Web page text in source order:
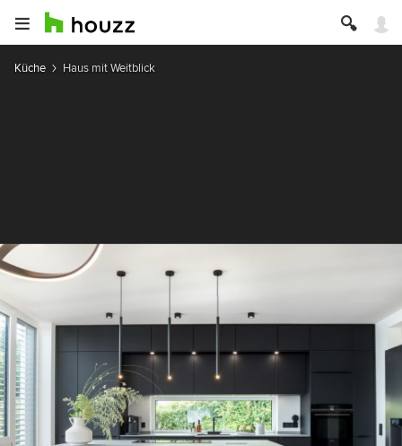
Küche Haus mit Weitblick